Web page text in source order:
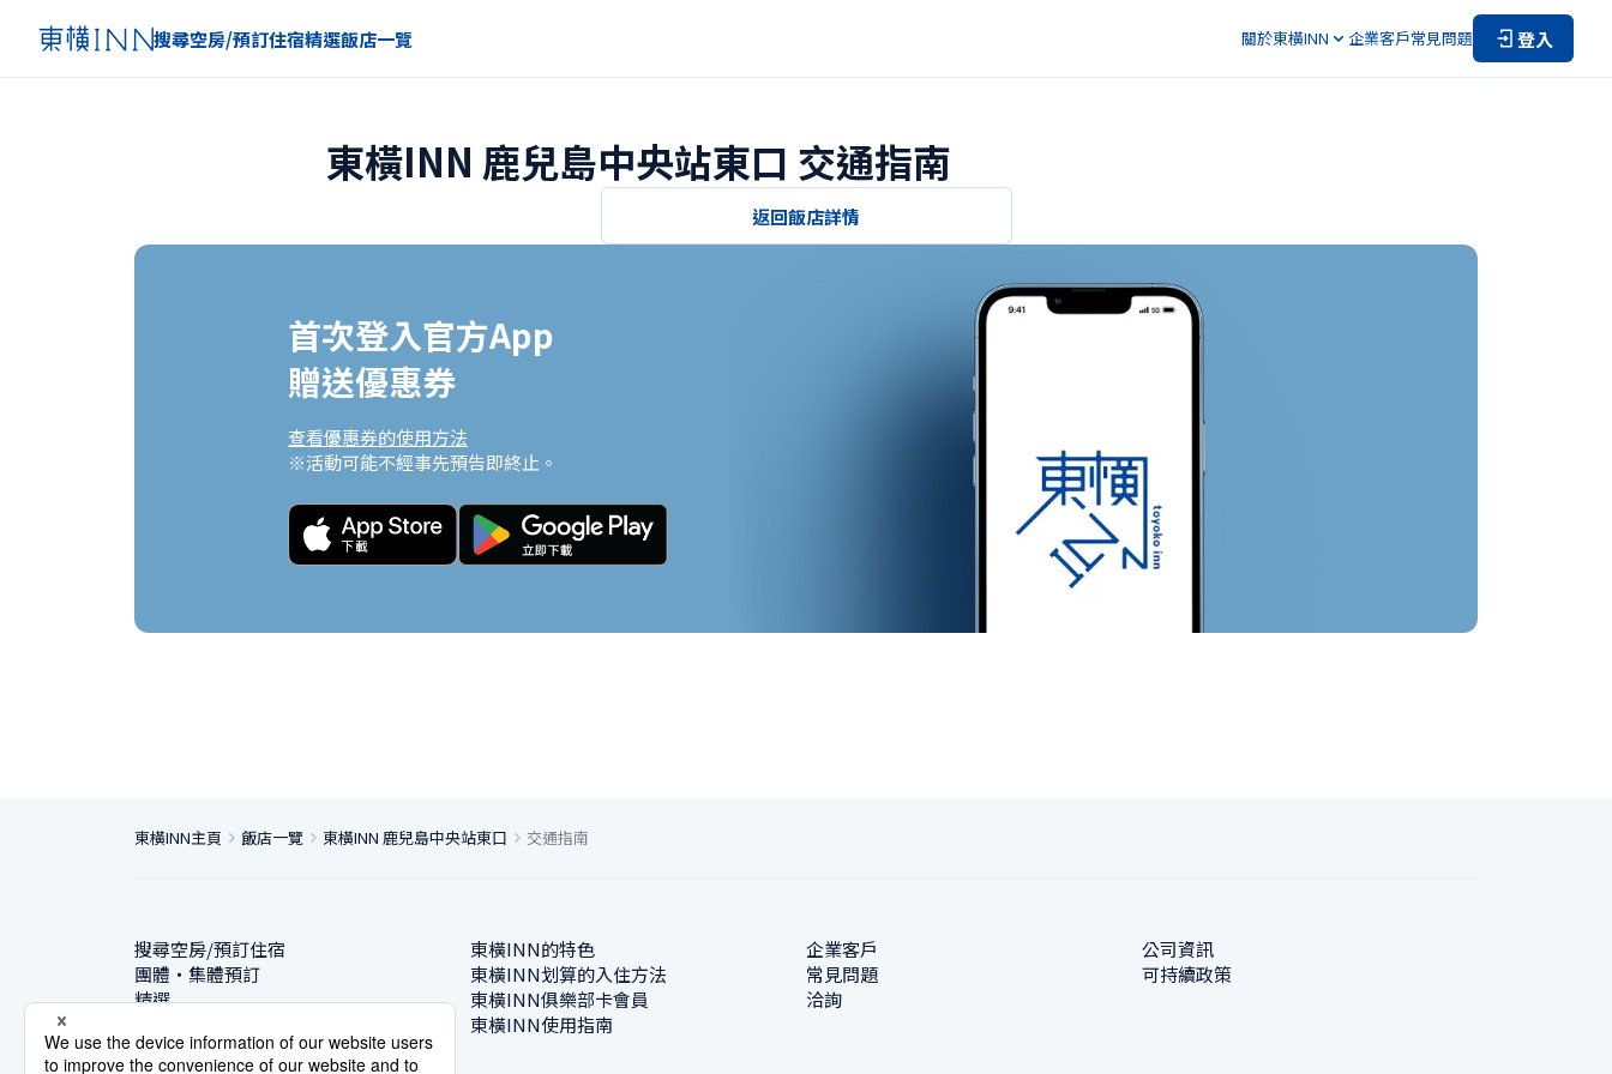
搜尋空房/預訂住宿精選飯店一覽 關於東橫INN 企業客戶常見問題 登入
東橫INN 鹿兒島中央站東口 交通指南
返回飯店詳情
首次登入官方App
贈送優惠券
查看優惠券的使用方法
※活動可能不經事先預告即終止。
東橫INN主頁 飯店一覽 東橫INN 鹿兒島中央站東口 交通指南
搜尋空房/預訂住宿
團體・集體預訂
精選
東橫INN的特色
東橫INN划算的入住方法
東橫INN俱樂部卡會員
東橫INN使用指南
企業客戶
常見問題
洽詢
公司資訊
可持續政策